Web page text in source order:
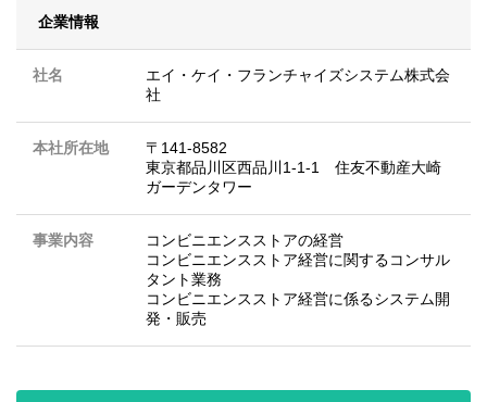
企業情報
社名
エイ・ケイ・フランチャイズシステム株式会
社
本社所在地
〒141-8582
東京都品川区西品川1-1-1 住友不動産大崎
ガーデンタワー
事業内容
コンビニエンスストアの経営
コンビニエンスストア経営に関するコンサル
タント業務
コンビニエンスストア経営に係るシステム開
発・販売